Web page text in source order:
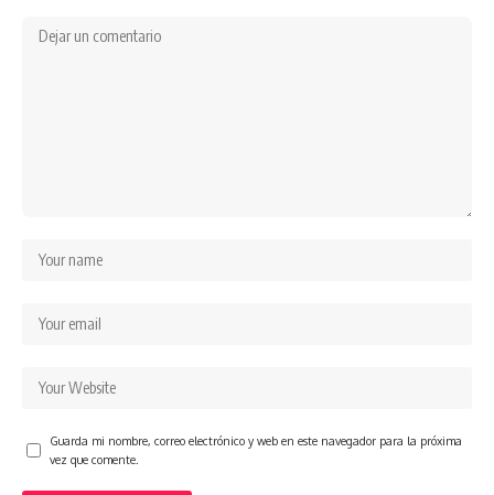
Guarda mi nombre, correo electrónico y web en este navegador para la próxima
vez que comente.